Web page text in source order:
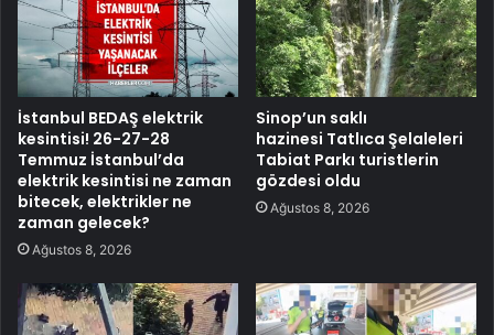
İstanbul BEDAŞ elektrik
kesintisi! 26-27-28
Temmuz İstanbul’da
elektrik kesintisi ne zaman
bitecek, elektrikler ne
zaman gelecek?
Ağustos 8, 2026
Sinop’un saklı
hazinesi Tatlıca Şelaleleri
Tabiat Parkı turistlerin
gözdesi oldu
Ağustos 8, 2026